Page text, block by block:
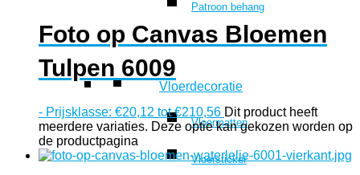
Patroon behang
Vloerdecoratie
Vloermatten
Vloersticker
Foto op Canvas Bloemen
Tulpen 6009
- Prijsklasse: €20,12 tot €210,56 Dit product heeft
meerdere variaties. Deze optie kan gekozen worden op
de productpagina